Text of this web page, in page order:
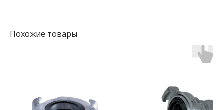
Похожие товары